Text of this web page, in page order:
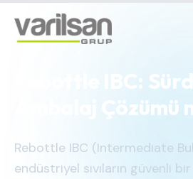
Rebottle IBC:
Ambalaj Çözümü
Rebottle IBC (Intermediate
endüstriyel sıvıların güvenli